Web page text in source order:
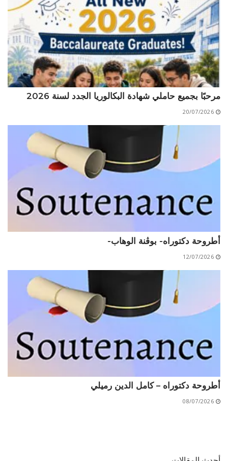
مرحبًا بجميع حاملي شهادة البكالوريا الجدد لسنة 2026
20/07/2026
أطروحة دكتوراه- بوڨنة الوهاب-
12/07/2026
أطروحة دكتوراه – كامل الدين رميلي
08/07/2026